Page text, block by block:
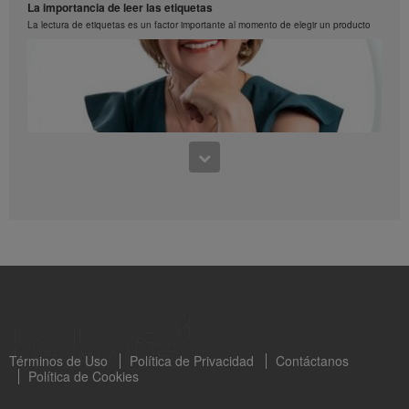
Paso a paso de como preparar un esponajdo de fresas y menta
La importancia de leer las etiquetas
La lectura de etiquetas es un factor importante al momento de elegir un producto
Términos de Uso Política de Privacidad
Contáctanos
Política de Cookies